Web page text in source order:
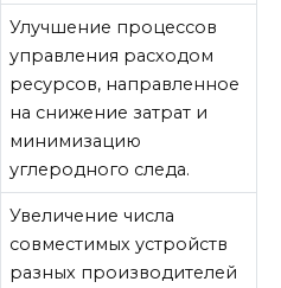
Улучшение процессов
управления расходом
ресурсов, направленное
на снижение затрат и
минимизацию
углеродного следа.
Увеличение числа
совместимых устройств
разных производителей